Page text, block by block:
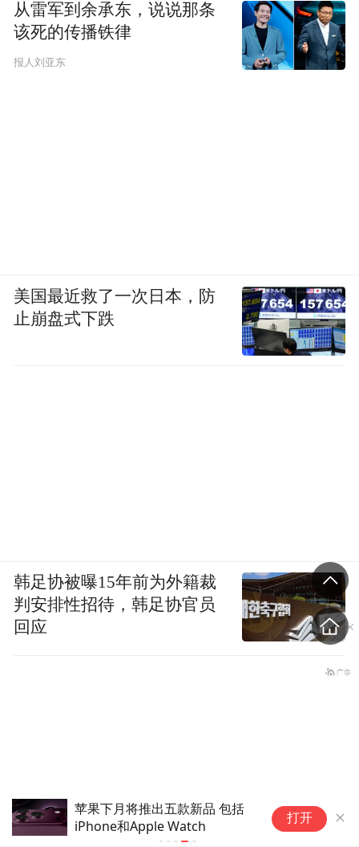
苹果下月将推出五款新品 包括
iPhone和Apple Watch
打开
从雷军到余承东，说说那条
该死的传播铁律
报人刘亚东
美国最近救了一次日本，防
止崩盘式下跌
韩足协被曝15年前为外籍裁
判安排性招待，韩足协官员
回应